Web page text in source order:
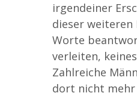
irgendeiner
dieser weiteren
Worte
verleiten,
Zahlreiche
dort nicht mehr